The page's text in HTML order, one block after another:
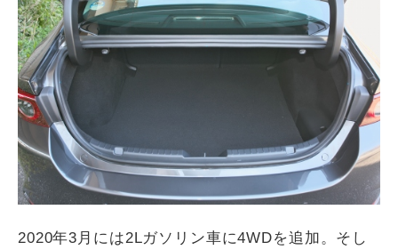
2020年3月には2Lガソリン車に4WDを追加。そし